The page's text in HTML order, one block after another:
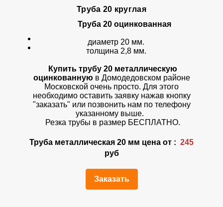
Труба 20 круглая
Труба 20 оцинкованная
диаметр 20 мм.
толщина 2,8 мм.
Купить трубу 20 металлическую
оцинкованную в Домодедовском районе
Московской очень просто. Для этого
необходимо оставить заявку нажав кнопку
"заказать" или позвонить нам по телефону
указанному выше.
Резка трубы в размер БЕСПЛАТНО.
Труба металлическая 20 мм цена от : 245
руб
Заказать